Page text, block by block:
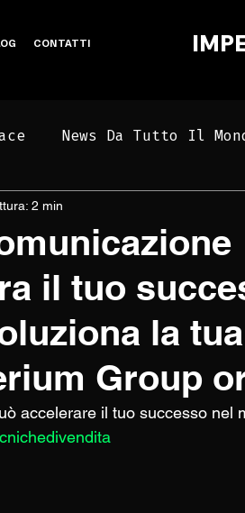
CONTATTI
News Da Tutto Il
Hotel
il tuo
la tua
Group
2 min
accelerare il tuo successo nel